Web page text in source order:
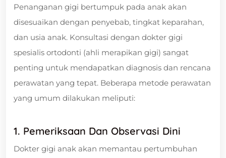
Penanganan gigi bertumpuk pada anak akan
disesuaikan dengan penyebab, tingkat keparahan,
dan usia anak. Konsultasi dengan dokter gigi
spesialis ortodonti (ahli merapikan gigi) sangat
penting untuk mendapatkan diagnosis dan rencana
perawatan yang tepat. Beberapa metode perawatan
yang umum dilakukan meliputi:
1. Pemeriksaan Dan Observasi Dini
Dokter gigi anak akan memantau pertumbuhan